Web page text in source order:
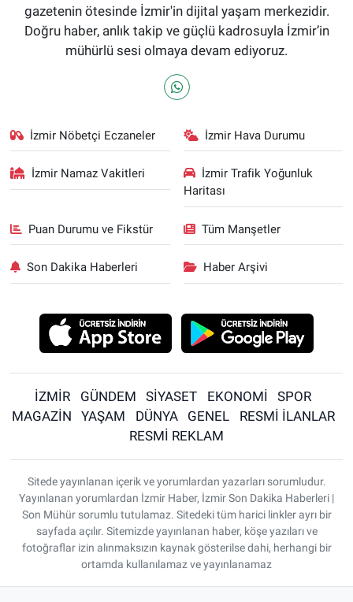
gazetenin ötesinde İzmir'in dijital yaşam merkezidir.
Doğru haber, anlık takip ve güçlü kadrosuyla İzmir’in
mühürlü sesi olmaya devam ediyoruz.
İzmir Nöbetçi Eczaneler İzmir Hava Durumu
İzmir Namaz Vakitleri
İzmir Trafik Yoğunluk
Haritası
Puan Durumu ve Fikstür Tüm Manşetler
Son Dakika Haberleri Haber Arşivi
İZMİR GÜNDEM SİYASET EKONOMİ
SPOR
MAGAZİN
YAŞAM DÜNYA GENEL
RESMİ İLANLAR
RESMİ REKLAM
Sitede yayınlanan içerik ve yorumlardan yazarları sorumludur.
Yayınlanan yorumlardan İzmir Haber, İzmir Son Dakika Haberleri |
Son Mühür sorumlu tutulamaz. Sitedeki tüm harici linkler ayrı bir
sayfada açılır. Sitemizde yayınlanan haber, köşe yazıları ve
fotoğraflar izin alınmaksızın kaynak gösterilse dahi, herhangi bir
ortamda kullanılamaz ve yayınlanamaz